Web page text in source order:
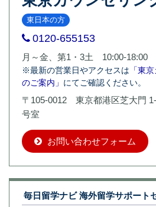
東日本の方
0120-655153
月～金、第1・3土 10:00-18:00
※最新の営業日やアクセスは 「東
のご案内」 にてご確認ください。
〒105-0012 東京都港区芝大門
号室
お問い合わせフォーム
毎日留学ナビ 海外留学サポート